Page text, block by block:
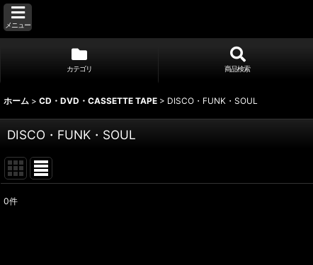
メニュー
カテゴリ 商品検索
ホーム > CD・DVD・CASSETTE TAPE > DISCO・FUNK・SOUL
DISCO・FUNK・SOUL
0件